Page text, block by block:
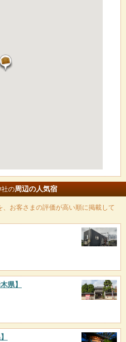
の周辺の人気宿
、お客さまの評価が高い順に掲載して
県】